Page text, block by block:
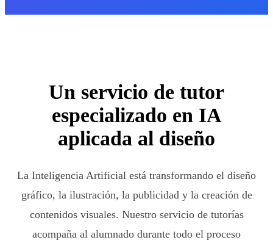
Un servicio de tutor
especializado en IA
aplicada al diseño
La Inteligencia Artificial está transformando el diseño
gráfico, la ilustración, la publicidad y la creación de
contenidos visuales. Nuestro servicio de tutorías
acompaña al alumnado durante todo el proceso